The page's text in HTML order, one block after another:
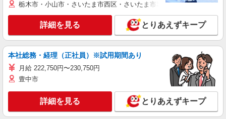
栃木市・小山市・さいたま市西区・さいたま市岩槻区・久喜市・蓮田
詳細を見る とりあえずキープ
本社総務・経理（正社員）※試用期間あり
月給 222,750円〜230,750円
豊中市
詳細を見る とりあえずキープ